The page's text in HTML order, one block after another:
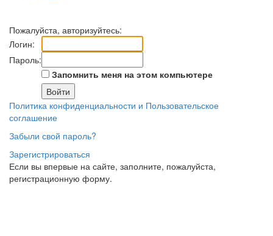
Пожалуйста, авторизуйтесь:
Логин:
Пароль:
Запомнить меня на этом компьютере
Политика конфиденциальности и Пользовательское
соглашение
Забыли свой пароль?
Зарегистрироваться
Если вы впервые на сайте, заполните, пожалуйста,
регистрационную форму.